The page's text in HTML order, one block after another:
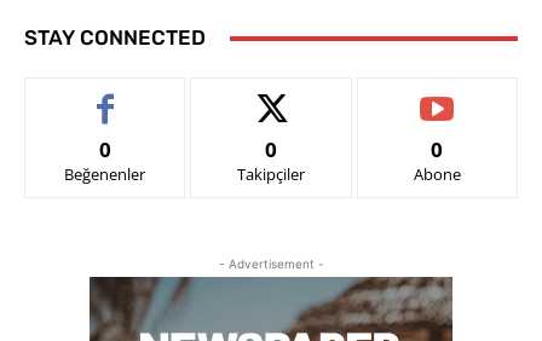
STAY CONNECTED
0
Beğenenler
0
Takipçiler
0
Abone
- Advertisement -